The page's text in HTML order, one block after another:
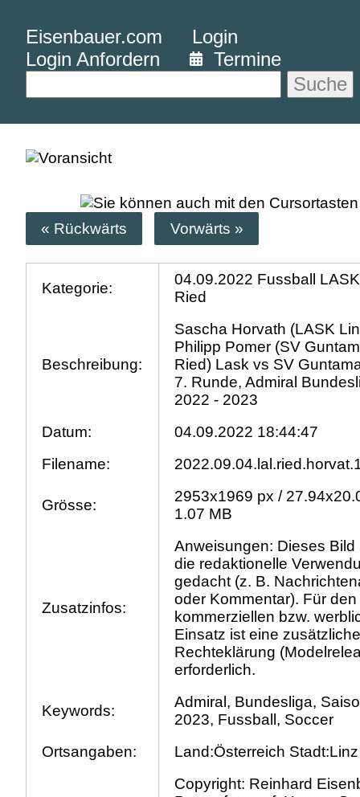
Eisenbauer.com
Login
Login Anfordern
Termine
Suche
« Rückwärts Vorwärts »
Kategorie:
04.09.2022 Fussball
Ried
Beschreibung:
Sascha Horvath (LASK
Philipp Pomer (SV
Ried) Lask vs SV
7. Runde, Admiral
2022 - 2023
Datum:
04.09.2022 18:44:47
Filename:
Grösse:
2953x1969 px /
1.07 MB
Zusatzinfos:
Anweisungen: Dieses Bild
die redaktionelle
gedacht (z. B.
oder Kommentar). Für den
kommerziellen bzw.
Einsatz ist eine
Rechteklärung
erforderlich.
Keywords:
Admiral, Bundesliga,
2023, Fussball, Soccer
Ortsangaben:
Land:Österreich Stadt:Linz
Copyright: Reinhard